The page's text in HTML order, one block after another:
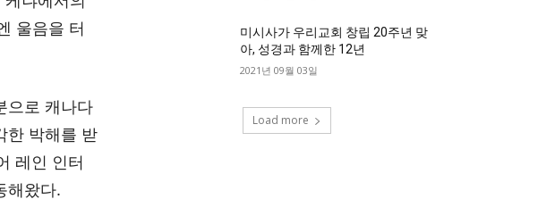
울음을 터
으로 캐나다
한 박해를 받
레인 인터
해왔다.
미시사가 우리교회 창립 20주년 맞
아, 성경과 함께한 12년
2021년 09월 03일
Load more